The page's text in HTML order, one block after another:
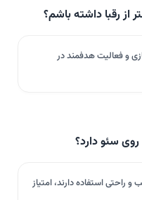
و فعالیت هدفمند در
استفاده دارند، امتیاز